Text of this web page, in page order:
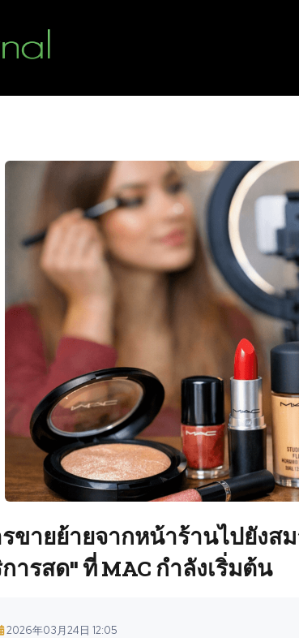
ขายย้ายจากหน้าร้านไปยังส
ารสด" ที่ MAC กำลังเริ่มต้น
2026年03月24日 12:05